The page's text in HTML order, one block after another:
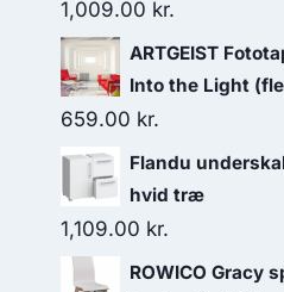
1,009.00 kr.
ARTGEIST
Into the Light
659.00 kr.
Flandu
hvid træ
1,109.00 kr.
ROWICO Gracy